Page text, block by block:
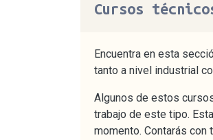
Cursos
Encuentra en esta
tanto a nivel industrial
Algunos de estos
trabajo de este tipo.
momento. Contarás